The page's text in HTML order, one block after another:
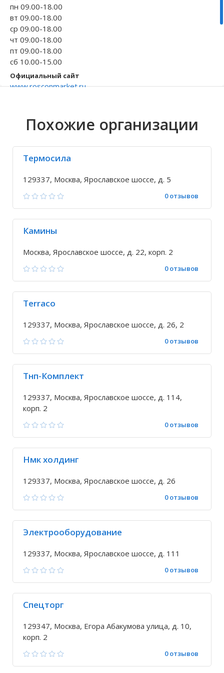
Волгоградская область
Кировоградская область
Восточно-Казахстанская область
пн 09.00-18.00
вт 09.00-18.00
ср 09.00-18.00
чт 09.00-18.00
пт 09.00-18.00
сб 10.00-15.00
Официальный сайт
www.rosconmarket.ru
Исправить неточность
Похожие организации
Термосила
129337, Москва, Ярославское шоссе, д. 5
0 отзывов
Камины
Москва, Ярославское шоссе, д. 22, корп. 2
0 отзывов
Terraco
129337, Москва, Ярославское шоссе, д. 26, 2
0 отзывов
Тнп-Комплект
129337, Москва, Ярославское шоссе, д. 114,
корп. 2
0 отзывов
Нмк холдинг
129337, Москва, Ярославское шоссе, д. 26
0 отзывов
Электрооборудование
129337, Москва, Ярославское шоссе, д. 111
0 отзывов
Спецторг
129347, Москва, Егора Абакумова улица, д. 10,
корп. 2
0 отзывов